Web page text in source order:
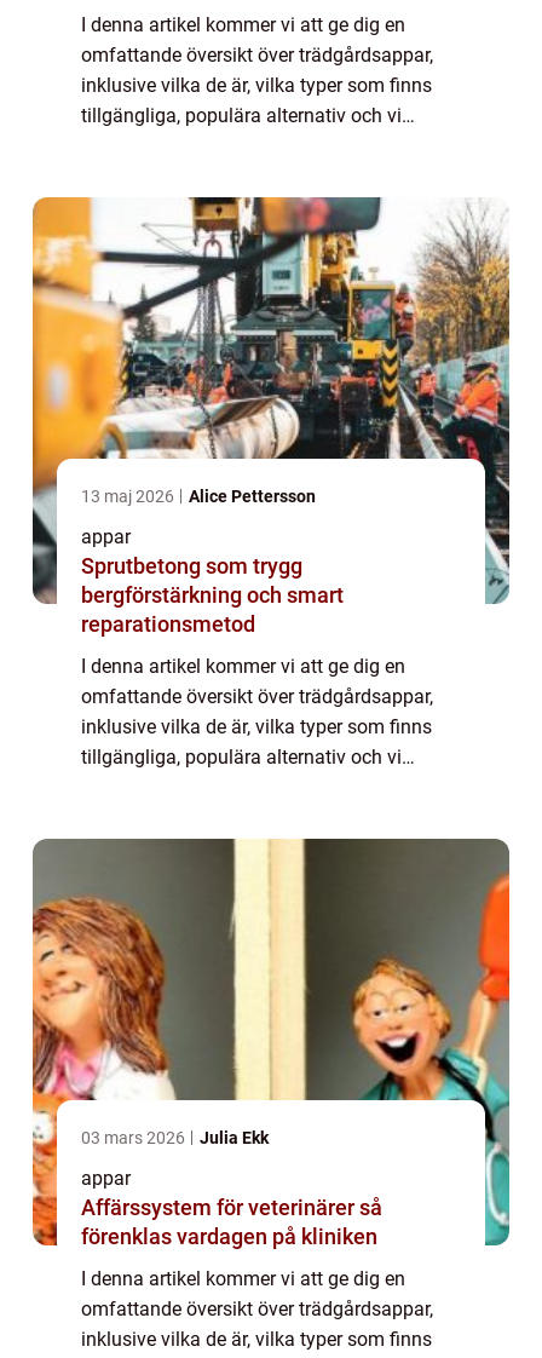
I denna artikel kommer vi att ge dig en
omfattande översikt över trädgårdsappar,
inklusive vilka de är, vilka typer som finns
tillgängliga, populära alternativ och vi
13 maj 2026 Alice Pettersson
appar
Sprutbetong som trygg
bergförstärkning och smart
reparationsmetod
I denna artikel kommer vi att ge dig en
omfattande översikt över trädgårdsappar,
inklusive vilka de är, vilka typer som finns
tillgängliga, populära alternativ och vi
03 mars 2026 Julia Ekk
appar
Affärssystem för veterinärer så
förenklas vardagen på kliniken
I denna artikel kommer vi att ge dig en
omfattande översikt över trädgårdsappar,
inklusive vilka de är, vilka typer som finns